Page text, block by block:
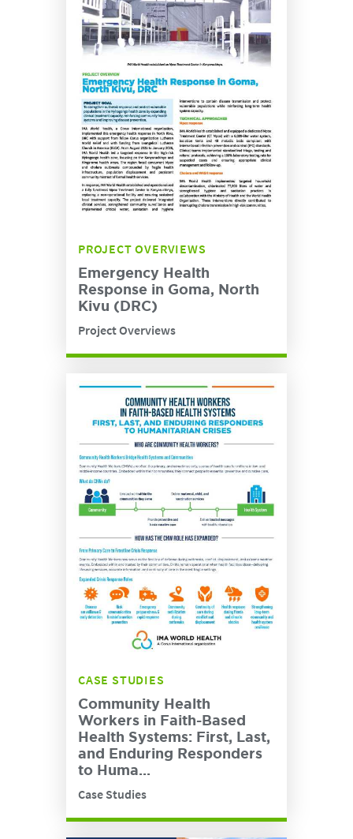
PROJECT OVERVIEWS
Emergency Health
Response in Goma, North
Kivu (DRC)
Project Overviews
CASE STUDIES
Community Health
Workers in Faith-Based
Health Systems: First, Last,
and Enduring Responders
to Huma...
Case Studies